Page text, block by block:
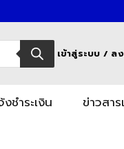
เข้าสู่ระบบ / ล
งชำระเงิน ข่าวสา